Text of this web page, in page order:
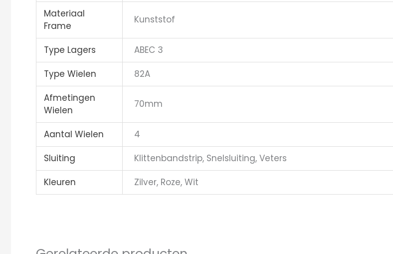
Materiaal
Frame
Kunststof
Type Lagers
ABEC 3
Type Wielen
82A
Afmetingen
Wielen
70mm
Aantal Wielen
4
Sluiting
Klittenbandstrip, Snelsluiting, Veters
Kleuren
Zilver, Roze, Wit